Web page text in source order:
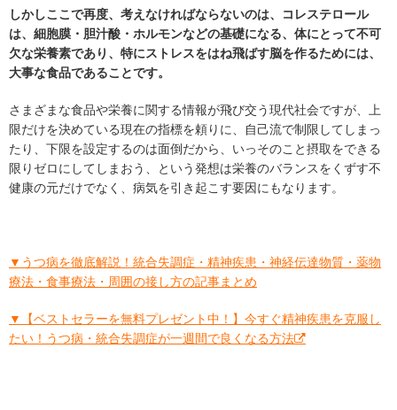
しかしここで再度、考えなければならないのは、コレステロール
は、細胞膜・胆汁酸・ホルモンなどの基礎になる、体にとって不可
欠な栄養素であり、特にストレスをはね飛ばす脳を作るためには、
大事な食品であることです。
さまざまな食品や栄養に関する情報が飛び交う現代社会ですが、上
限だけを決めている現在の指標を頼りに、自己流で制限してしまっ
たり、下限を設定するのは面倒だから、いっそのこと摂取をできる
限りゼロにしてしまおう、という発想は栄養のバランスをくずす不
健康の元だけでなく、病気を引き起こす要因にもなります。
▼うつ病を徹底解説！統合失調症・精神疾患・神経伝達物質・薬物
療法・食事療法・周囲の接し方の記事まとめ
▼【ベストセラーを無料プレゼント中！】今すぐ精神疾患を克服し
たい！うつ病・統合失調症が一週間で良くなる方法